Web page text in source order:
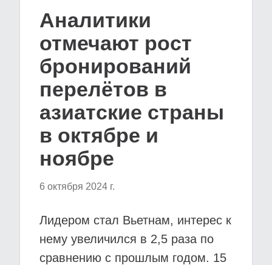
Аналитики
отмечают рост
бронирований
перелётов в
азиатские страны
в октябре и
ноябре
6 октября 2024 г.
Лидером стал Вьетнам, интерес к
нему увеличился в 2,5 раза по
сравнению с прошлым годом. 15